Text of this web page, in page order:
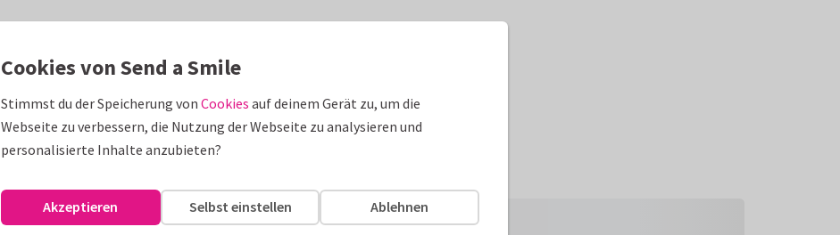
Cookies von Send a Smile
Stimmst du der Speicherung von Cookies auf deinem Gerät zu, um die
Webseite zu verbessern, die Nutzung der Webseite zu analysieren und
personalisierte Inhalte anzubieten?
Ablehnen
Selbst einstellen
Akzeptieren